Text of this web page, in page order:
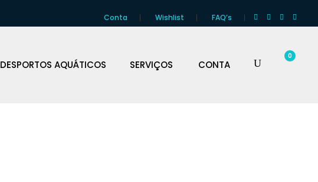
Conta Wishlist FAQ’s
DESPORTOS AQUÁTICOS SERVIÇOS CONTA
0